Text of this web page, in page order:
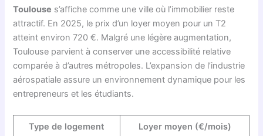
Toulouse s’affiche comme une ville où l’immobilier reste
attractif. En 2025, le prix d’un loyer moyen pour un T2
atteint environ 720 €. Malgré une légère augmentation,
Toulouse parvient à conserver une accessibilité relative
comparée à d’autres métropoles. L’expansion de l’industrie
aérospatiale assure un environnement dynamique pour les
entrepreneurs et les étudiants.
Type de logement Loyer moyen (€/mois)